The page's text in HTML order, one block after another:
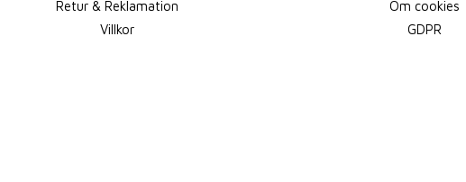
Retur & Reklamation
Villkor
Om cookies
GDPR